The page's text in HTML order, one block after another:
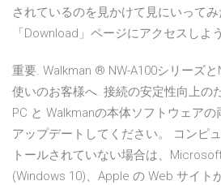
されているのを見かけて見にいってみ
「Download」ページにアクセスしよ
重要. Walkman ® NW-A100シリーズ
使いのお客様へ. 接続の安定性向上の
PC と Walkmanの本体ソフトウェア
アップデートしてください。 コンピ
トールされていない場合は、
(Windows 10)、Apple の Web サイト